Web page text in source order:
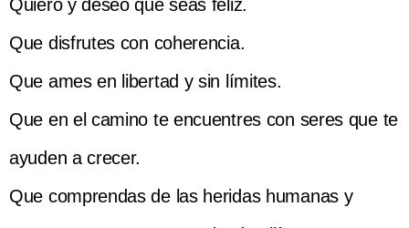
Quiero y deseo que seas feliz.
Que disfrutes con coherencia.
Que ames en libertad y sin límites.
Que en el camino te encuentres con seres que te
ayuden a crecer.
Que comprendas de las heridas humanas y